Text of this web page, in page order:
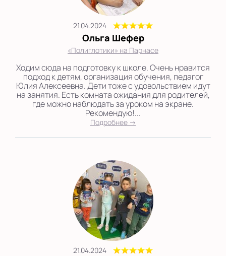
21.04.2024
Ольга Шефер
«Полиглотики» на Парнасе
Ходим сюда на подготовку к школе. Очень нравится
подход к детям, организация обучения, педагог
Юлия Алексеевна. Дети тоже с удовольствием идут
на занятия. Есть комната ожидания для родителей,
где можно наблюдать за уроком на экране.
Рекомендую!...
Подробнее →
21.04.2024